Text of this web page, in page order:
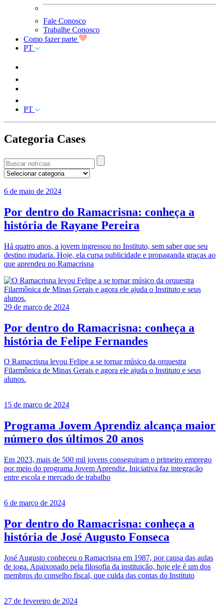
Fale Conosco
Trabalhe Conosco
Como fazer parte
PT
PT
Categoria Cases
6 de maio de 2024
Por dentro do Ramacrisna: conheça a
história de Rayane Pereira
Há quatro anos, a jovem ingressou no Instituto, sem saber que seu
destino mudaria. Hoje, ela cursa publicidade e propaganda graças ao
que aprendeu no Ramacrisna
29 de março de 2024
Por dentro do Ramacrisna: conheça a
história de Felipe Fernandes
O Ramacrisna levou Felipe a se tornar músico da orquestra
Filarmônica de Minas Gerais e agora ele ajuda o Instituto e seus
alunos.
15 de março de 2024
Programa Jovem Aprendiz alcança maior
número dos últimos 20 anos
Em 2023, mais de 500 mil jovens conseguiram o primeiro emprego
por meio do programa Jovem Aprendiz. Iniciativa faz integração
entre escola e mercado de trabalho
6 de março de 2024
Por dentro do Ramacrisna: conheça a
história de José Augusto Fonseca
José Augusto conheceu o Ramacrisna em 1987, por causa das aulas
de ioga. Apaixonado pela filosofia da instituição, hoje ele é um dos
membros do conselho fiscal, que cuida das contas do Instituto
27 de fevereiro de 2024